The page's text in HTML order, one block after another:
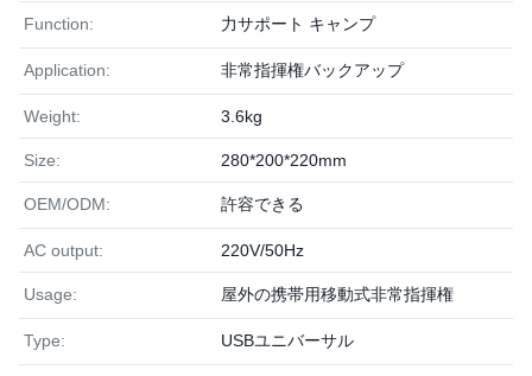
Function: 力サポート キャンプ
Application: 非常指揮権バックアップ
Weight: 3.6kg
Size: 280*200*220mm
OEM/ODM: 許容できる
AC output: 220V/50Hz
Usage: 屋外の携帯用移動式非常指揮権
Type: USBユニバーサル